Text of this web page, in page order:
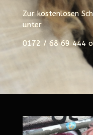
Zur kostenlosen
unter
0172 / 68 69 444